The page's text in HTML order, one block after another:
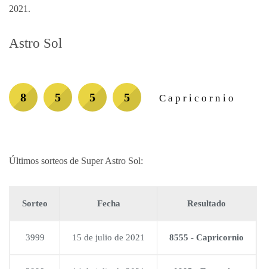
2021.
Astro Sol
8 5 5 5 Capricornio
Últimos sorteos de Super Astro Sol:
Sorteo Fecha Resultado
3999 15 de julio de 2021 8555 - Capricornio